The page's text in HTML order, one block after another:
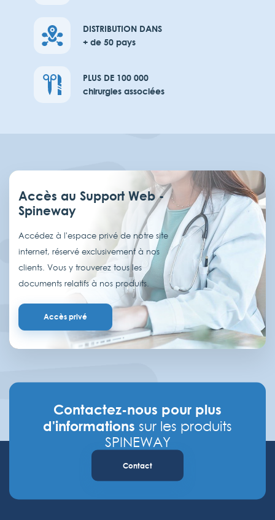
DISTRIBUTION DANS
+ de 50 pays
PLUS DE 100 000
chirurgies associées
Accès au Support Web -
Spineway
Accédez à l'espace privé de notre site
internet, réservé exclusivement à nos
clients. Vous y trouverez tous les
documents relatifs à nos produits.
Accès privé
Contactez-nous pour plus
d'informations sur les produits
SPINEWAY
Contact